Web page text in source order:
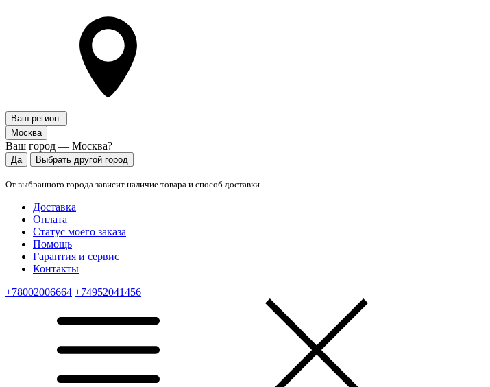
Ваш регион:
Москва
Ваш город — Москва?
Да Выбрать другой город
От выбранного города зависит наличие товара и способ доставки
Доставка
Оплата
Статус моего заказа
Помощь
Гарантия и сервис
Контакты
+78002006664 +74952041456